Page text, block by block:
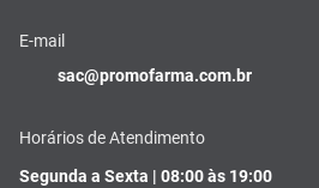
E-mail
sac@promofarma.com.br
Horários de Atendimento
Segunda a Sexta | 08:00 às 19:00